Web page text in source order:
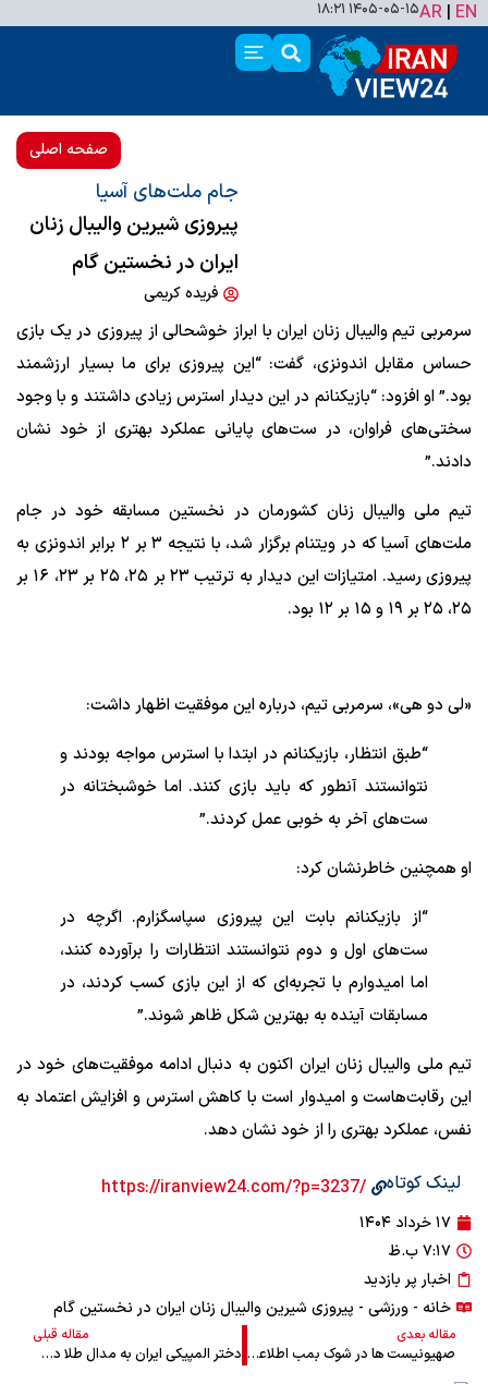
AR | EN ۱۴۰۵-۰۵-۱۵ ۱۸:۲۱
صفحه اصلی
جام ملت‌های آسیا
پیروزی شیرین والیبال زنان
ایران در نخستین گام
فریده کریمی
سرمربی تیم والیبال زنان ایران با ابراز خوشحالی از پیروزی در یک بازی
حساس مقابل اندونزی، گفت: “این پیروزی برای ما بسیار ارزشمند
بود.” او افزود: “بازیکنانم در این دیدار استرس زیادی داشتند و با وجود
سختی‌های فراوان، در ست‌های پایانی عملکرد بهتری از خود نشان
دادند.”
تیم ملی والیبال زنان کشورمان در نخستین مسابقه خود در جام
ملت‌های آسیا که در ویتنام برگزار شد، با نتیجه ۳ بر ۲ برابر اندونزی به
پیروزی رسید. امتیازات این دیدار به ترتیب ۲۳ بر ۲۵، ۲۵ بر ۲۳، ۱۶ بر
۲۵، ۲۵ بر ۱۹ و ۱۵ بر ۱۲ بود.
«لی دو هی»، سرمربی تیم، درباره این موفقیت اظهار داشت:
“طبق انتظار، بازیکنانم در ابتدا با استرس مواجه بودند و
نتوانستند آنطور که باید بازی کنند. اما خوشبختانه در
ست‌های آخر به خوبی عمل کردند.”
او همچنین خاطرنشان کرد:
“از بازیکنانم بابت این پیروزی سپاسگزارم. اگرچه در
ست‌های اول و دوم نتوانستند انتظارات را برآورده کنند،
اما امیدوارم با تجربه‌ای که از این بازی کسب کردند، در
مسابقات آینده به بهترین شکل ظاهر شوند.”
تیم ملی والیبال زنان ایران اکنون به دنبال ادامه موفقیت‌های خود در
این رقابت‌هاست و امیدوار است با کاهش استرس و افزایش اعتماد به
نفس، عملکرد بهتری را از خود نشان دهد.
لینک کوتاه /https://iranview24.com/?p=3237
۱۷ خرداد ۱۴۰۴
۷:۱۷ ب.ظ
اخبار پر بازدید
خانه - ورزشی - پیروزی شیرین والیبال زنان ایران در نخستین گام
مقاله بعدی
صهیونیست ها در شوک بمب اطلاعاتی ایران
مقاله قبلی
دختر المپیکی ایران به مدال طلا دست یافت